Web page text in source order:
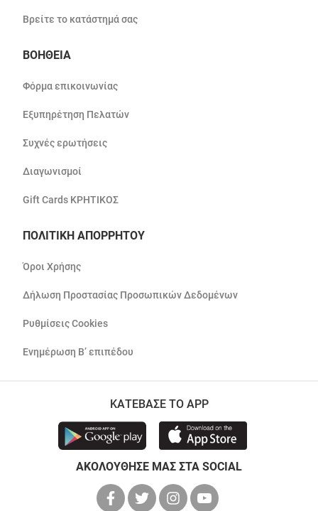
Βρείτε το κατάστημά σας
ΒΟΗΘΕΙΑ
Φόρμα επικοινωνίας
Εξυπηρέτηση Πελατών
Συχνές ερωτήσεις
Διαγωνισμοί
Gift Cards ΚΡΗΤΙΚΟΣ
ΠΟΛΙΤΙΚΗ ΑΠΟΡΡΗΤΟΥ
Όροι Χρήσης
Δήλωση Προστασίας Προσωπικών Δεδομένων
Ρυθμίσεις Cookies
Ενημέρωση Β’ επιπέδου
ΚΑΤΕΒΑΣΕ ΤΟ APP
ΑΚΟΛΟΥΘΗΣΕ ΜΑΣ ΣΤΑ SOCIAL